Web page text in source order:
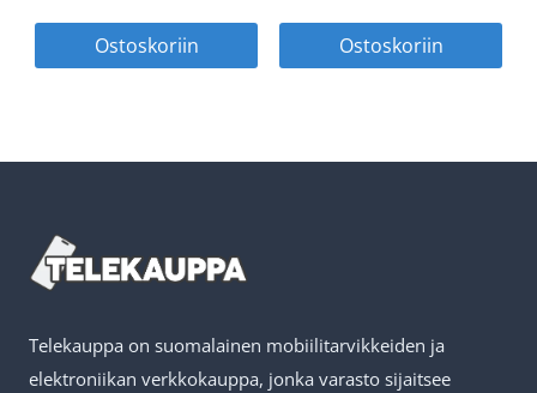
hinta
oli:
hinta
on:
Ostoskoriin
hinta
oli:
on:
Ostoskoriin
Telekauppa on suomalainen mobiilitarvikkeiden ja
elektroniikan verkkokauppa, jonka varasto sijaitsee